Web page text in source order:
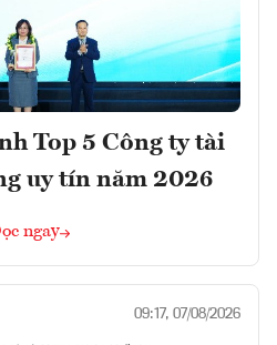
Top 5 Công ty tài
uy tín năm 2026
ngay
09:17, 07/08/2026